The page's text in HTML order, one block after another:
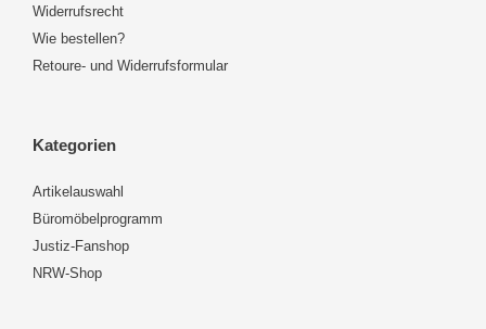
Widerrufsrecht
Wie bestellen?
Retoure- und Widerrufsformular
Kategorien
Artikelauswahl
Büromöbelprogramm
Justiz-Fanshop
NRW-Shop